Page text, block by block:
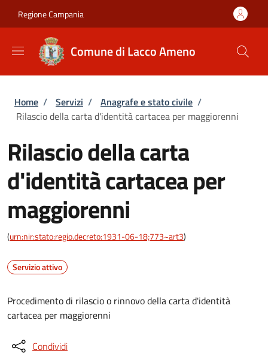
Regione Campania
Comune di Lacco Ameno
Briciole di pane
Home / Servizi / Anagrafe e stato civile /
Rilascio della carta d'identità cartacea per maggiorenni
Rilascio della carta
d'identità cartacea per
maggiorenni
(urn:nir:stato:regio.decreto:1931-06-18;773~art3)
Servizio attivo
Procedimento di rilascio o rinnovo della carta d'identità
cartacea per maggiorenni
Condividi